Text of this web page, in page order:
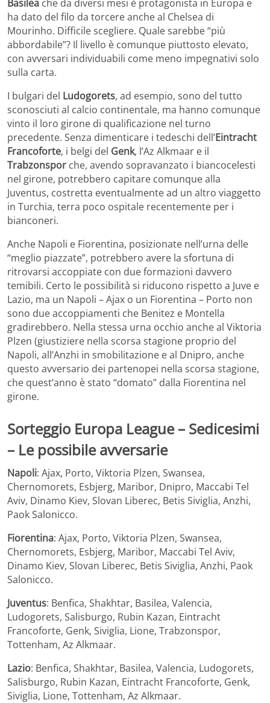
Basilea che da diversi mesi è protagonista in Europa e
ha dato del filo da torcere anche al Chelsea di
Mourinho. Difficile scegliere. Quale sarebbe “più
abbordabile”? Il livello è comunque piuttosto elevato,
con avversari individuabili come meno impegnativi solo
sulla carta.
I bulgari del Ludogorets, ad esempio, sono del tutto
sconosciuti al calcio continentale, ma hanno comunque
vinto il loro girone di qualificazione nel turno
precedente. Senza dimenticare i tedeschi dell’Eintracht
Francoforte, i belgi del Genk, l’Az Alkmaar e il
Trabzonspor che, avendo sopravanzato i biancocelesti
nel girone, potrebbero capitare comunque alla
Juventus, costretta eventualmente ad un altro viaggetto
in Turchia, terra poco ospitale recentemente per i
bianconeri.
Anche Napoli e Fiorentina, posizionate nell’urna delle
“meglio piazzate”, potrebbero avere la sfortuna di
ritrovarsi accoppiate con due formazioni davvero
temibili. Certo le possibilità si riducono rispetto a Juve e
Lazio, ma un Napoli – Ajax o un Fiorentina – Porto non
sono due accoppiamenti che Benitez e Montella
gradirebbero. Nella stessa urna occhio anche al Viktoria
Plzen (giustiziere nella scorsa stagione proprio del
Napoli, all’Anzhi in smobilitazione e al Dnipro, anche
questo avversario dei partenopei nella scorsa stagione,
che quest’anno è stato “domato” dalla Fiorentina nel
girone.
Sorteggio Europa League – Sedicesimi
– Le possibile avversarie
Napoli: Ajax, Porto, Viktoria Plzen, Swansea,
Chernomorets, Esbjerg, Maribor, Dnipro, Maccabi Tel
Aviv, Dinamo Kiev, Slovan Liberec, Betis Siviglia, Anzhi,
Paok Salonicco.
Fiorentina: Ajax, Porto, Viktoria Plzen, Swansea,
Chernomorets, Esbjerg, Maribor, Maccabi Tel Aviv,
Dinamo Kiev, Slovan Liberec, Betis Siviglia, Anzhi, Paok
Salonicco.
Juventus: Benfica, Shakhtar, Basilea, Valencia,
Ludogorets, Salisburgo, Rubin Kazan, Eintracht
Francoforte, Genk, Siviglia, Lione, Trabzonspor,
Tottenham, Az Alkmaar.
Lazio: Benfica, Shakhtar, Basilea, Valencia, Ludogorets,
Salisburgo, Rubin Kazan, Eintracht Francoforte, Genk,
Siviglia, Lione, Tottenham, Az Alkmaar.